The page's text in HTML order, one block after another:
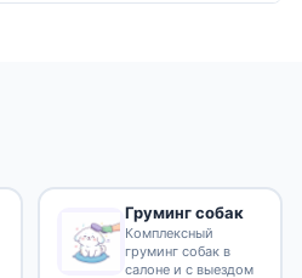
Груминг собак
Комплексный
груминг собак в
салоне и с выездом